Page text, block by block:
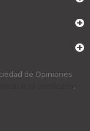
de Opiniones
.